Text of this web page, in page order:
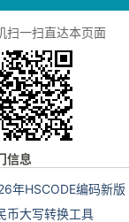
扫一扫直达本页面
信息
年HSCODE编码新版
币大写转换工具